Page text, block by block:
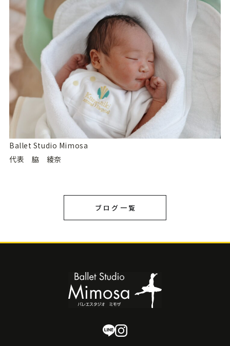
Ballet Studio Mimosa
代表 脇 綾奈
ブログ一覧